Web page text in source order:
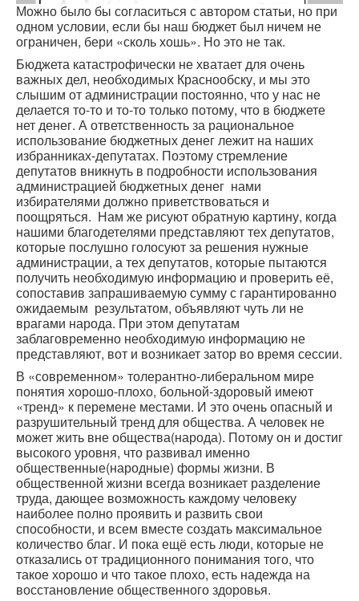
Можно было бы согласиться с автором статьи, но при
одном условии, если бы наш бюджет был ничем не
ограничен, бери «сколь хошь». Но это не так.
Бюджета катастрофически не хватает для очень
важных дел, необходимых Краснообску, и мы это
слышим от администрации постоянно, что у нас не
делается то-то и то-то только потому, что в бюджете
нет денег. А ответственность за рациональное
использование бюджетных денег лежит на наших
избранниках-депутатах. Поэтому стремление
депутатов вникнуть в подробности использования
администрацией бюджетных денег нами
избирателями должно приветствоваться и
поощряться. Нам же рисуют обратную картину, когда
нашими благодетелями представляют тех депутатов,
которые послушно голосуют за решения нужные
администрации, а тех депутатов, которые пытаются
получить необходимую информацию и проверить её,
сопоставив запрашиваемую сумму с гарантированно
ожидаемым результатом, объявляют чуть ли не
врагами народа. При этом депутатам
заблаговременно необходимую информацию не
представляют, вот и возникает затор во время сессии.
В «современном» толерантно-либеральном мире
понятия хорошо-плохо, больной-здоровый имеют
«тренд» к перемене местами. И это очень опасный и
разрушительный тренд для общества. А человек не
может жить вне общества(народа). Потому он и достиг
высокого уровня, что развивал именно
общественные(народные) формы жизни. В
общественной жизни всегда возникает разделение
труда, дающее возможность каждому человеку
наиболее полно проявить и развить свои
способности, и всем вместе создать максимальное
количество благ. И пока ещё есть люди, которые не
отказались от традиционного понимания того, что
такое хорошо и что такое плохо, есть надежда на
восстановление общественного здоровья.